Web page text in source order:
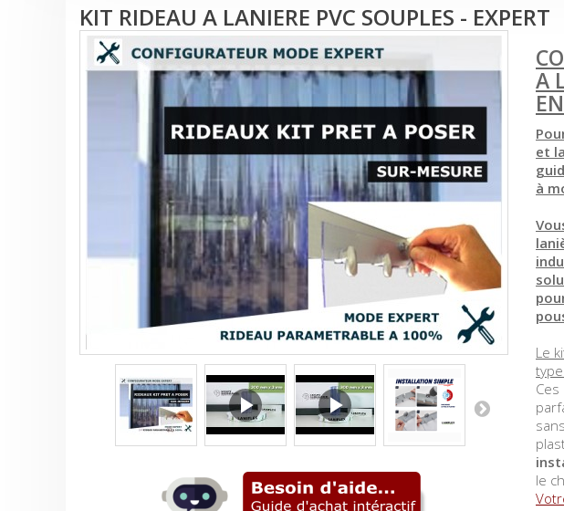
KIT RIDEAU A LANIERE PVC SOUPLES - EXPERT
A
et
à
Le
le